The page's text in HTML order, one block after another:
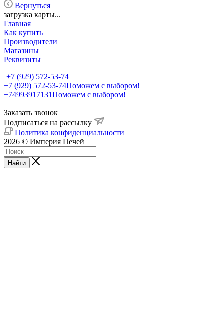
Вернуться
загрузка карты...
Главная
Как купить
Производители
Магазины
Реквизиты
+7 (929) 572-53-74
+7 (929) 572-53-74Поможем с выбором!
+74993917131Поможем с выбором!
Заказать звонок
Подписаться на рассылку
Политика конфиденциальности
2026 © Империя Печей
Найти